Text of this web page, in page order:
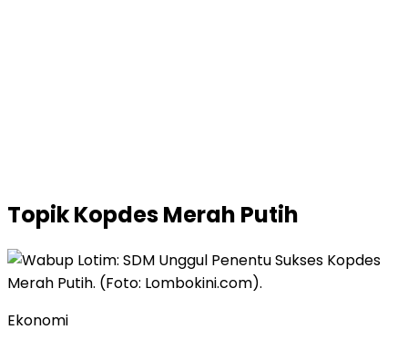
TopikKopdes Merah Putih
Ekonomi